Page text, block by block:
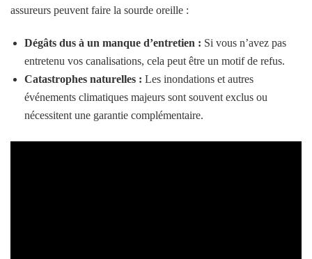
assureurs peuvent faire la sourde oreille :
Dégâts dus à un manque d’entretien : Si vous n’avez pas
entretenu vos canalisations, cela peut être un motif de refus.
Catastrophes naturelles : Les inondations et autres
événements climatiques majeurs sont souvent exclus ou
nécessitent une garantie complémentaire.